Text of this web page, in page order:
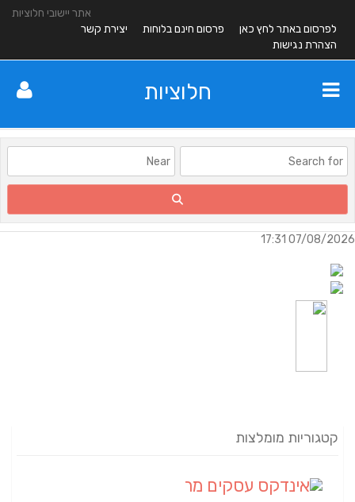
אתר יישובי חלוציות
לפרסום באתר לחץ כאן
פרסום חינם בלוחות
יצירת קשר
הצהרת נגישות
חלוציות
07/08/2026 17:31
קטגוריות מומלצות